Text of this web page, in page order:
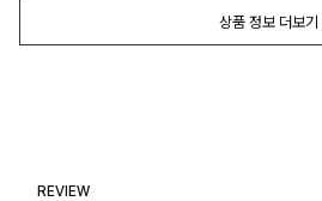
상품 정보 더보기
REVIEW